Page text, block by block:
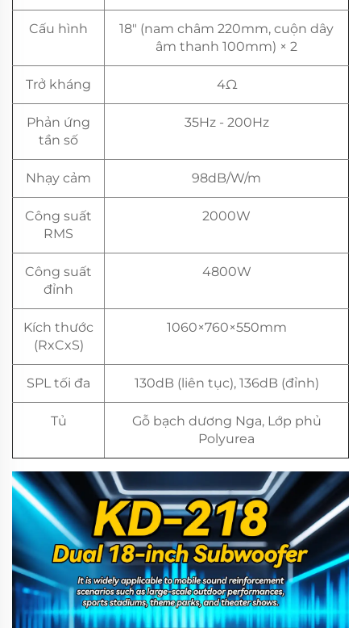
Cấu hình
18" (nam châm 220mm, cuộn dây
âm thanh 100mm) × 2
Trở kháng 4Ω
Phản ứng
tần số
35Hz - 200Hz
Nhạy cảm 98dB/W/m
Công suất
RMS
2000W
Công suất
đỉnh
4800W
Kích thước
(RxCxS)
1060×760×550mm
SPL tối đa 130dB (liên tục), 136dB (đỉnh)
Tủ
Gỗ bạch dương Nga, Lớp phủ
Polyurea